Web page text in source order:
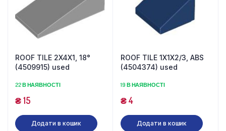
ROOF TILE 2X4X1, 18°
(4509915) used
22 В НАЯВНОСТІ
₴15
Додати в кошик
ROOF TILE 1X1X2/3, ABS
(4504374) used
19 В НАЯВНОСТІ
₴4
Додати в кошик